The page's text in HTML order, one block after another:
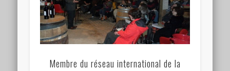
Membre du réseau international de la